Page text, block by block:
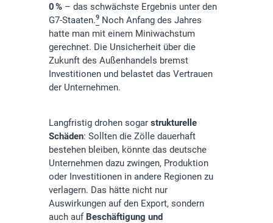
0 % – das schwächste Ergebnis unter den
G7-Staaten.9 Noch Anfang des Jahres
hatte man mit einem Miniwachstum
gerechnet. Die Unsicherheit über die
Zukunft des Außenhandels bremst
Investitionen und belastet das Vertrauen
der Unternehmen.
Langfristig drohen sogar strukturelle
Schäden: Sollten die Zölle dauerhaft
bestehen bleiben, könnte das deutsche
Unternehmen dazu zwingen, Produktion
oder Investitionen in andere Regionen zu
verlagern. Das hätte nicht nur
Auswirkungen auf den Export, sondern
auch auf Beschäftigung und